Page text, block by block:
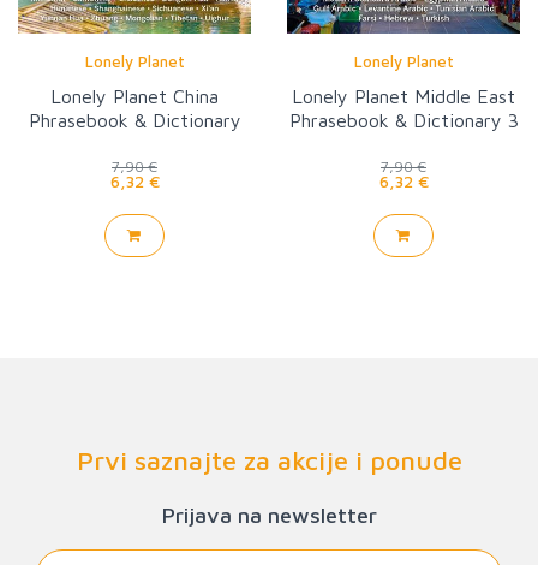
Lonely Planet
Lonely Planet China
Phrasebook & Dictionary
7,90 €
6,32 €
Lonely Planet
Lonely Planet Middle East
Phrasebook & Dictionary 3
7,90 €
6,32 €
Prvi saznajte za akcije i ponude
Prijava na newsletter